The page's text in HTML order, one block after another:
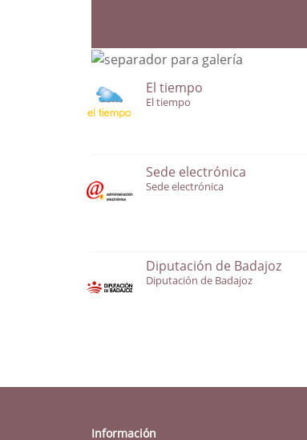
El tiempo
El tiempo
Sede electrónica
Sede electrónica
Diputación de Badajoz
Diputación de Badajoz
Información